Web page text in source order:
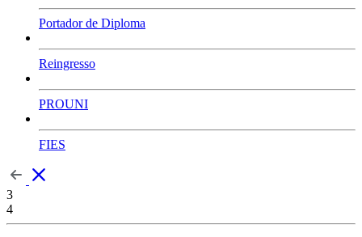
Portador de Diploma
Reingresso
PROUNI
FIES
3
4